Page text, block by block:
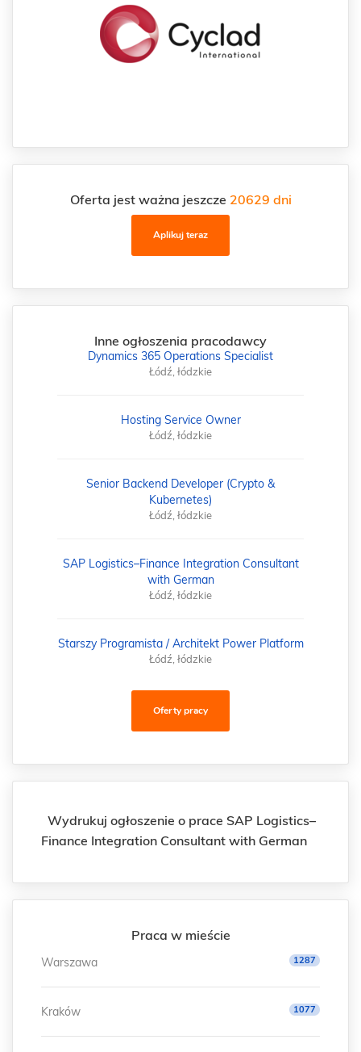
Oferta jest ważna jeszcze 20629 dni
Aplikuj teraz
Inne ogłoszenia pracodawcy
Dynamics 365 Operations Specialist
Łódź, łódzkie
Hosting Service Owner
Łódź, łódzkie
Senior Backend Developer (Crypto &
Kubernetes)
Łódź, łódzkie
SAP Logistics–Finance Integration Consultant
with German
Łódź, łódzkie
Starszy Programista / Architekt Power Platform
Łódź, łódzkie
Oferty pracy
Wydrukuj ogłoszenie o prace SAP Logistics–
Finance Integration Consultant with German
Praca w mieście
Warszawa 1287
Kraków 1077